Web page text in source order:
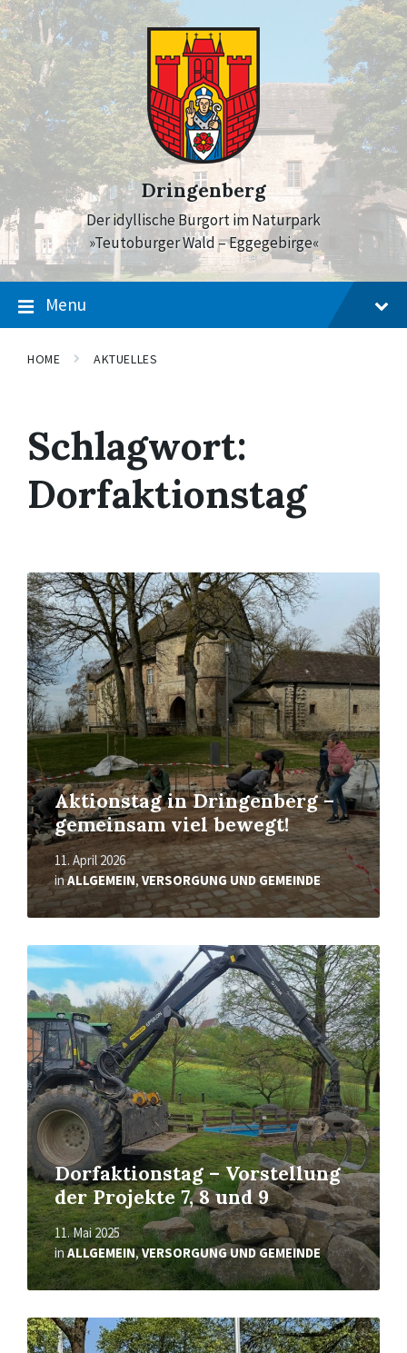
Skip
to
content
Skip
to
main
navigation
Skip
to
footer
Dringenberg
Der idyllische Burgort im Naturpark
»Teutoburger Wald – Eggegebirge«
Menu
HOME AKTUELLES
Schlagwort:
Dorfaktionstag
Aktionstag in Dringenberg –
gemeinsam viel bewegt!
11. April 2026
inALLGEMEIN,VERSORGUNG UND GEMEINDE
Read
More
Dorfaktionstag – Vorstellung
der Projekte 7, 8 und 9
11. Mai 2025
inALLGEMEIN,VERSORGUNG UND GEMEINDE
Read
More
Read
More